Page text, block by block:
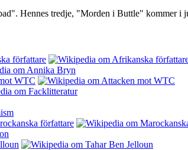
Hennes tredje, "Morden i Buttle" kommer i